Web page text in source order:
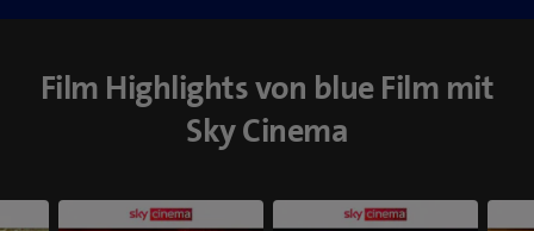
Film Highlights von blue Film mit
Sky Cinema